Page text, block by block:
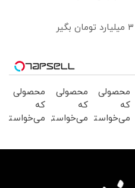
محصولی
که
می‌خواستی
بخر !
محصولی
که
می‌خواستی
محصولی
که
می‌خواستی